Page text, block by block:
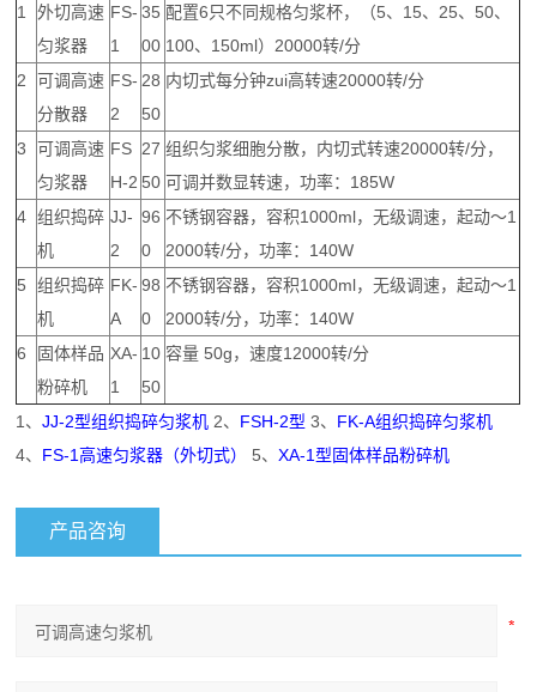
1
外切高速
匀浆器
FS-
1
35
00
配置6只不同规格匀浆杯，（5、15、25、50、
100、150ml）20000转/分
2
可调高速
分散器
FS-
2
28
50
内切式每分钟zui高转速20000转/分
3
可调高速
匀浆器
FS
H-2
27
50
组织匀浆细胞分散，内切式转速20000转/分，
可调并数显转速，功率：185W
4 组织捣碎
机
JJ-
2
96
0
不锈钢容器，容积1000ml，无级调速，起动～1
2000转/分，功率：140W
5
组织捣碎
机
FK-
A
98
0
不锈钢容器，容积1000ml，无级调速，起动～1
2000转/分，功率：140W
6
固体样品
粉碎机
XA-
1
10
50
容量 50g，速度12000转/分
1、JJ-2型组织捣碎匀浆机 2、 FSH-2型3、 FK-A组织捣碎匀浆机
4、 FS-1高速匀浆器（外切式）5、XA-1型固体样品粉碎机
产品咨询